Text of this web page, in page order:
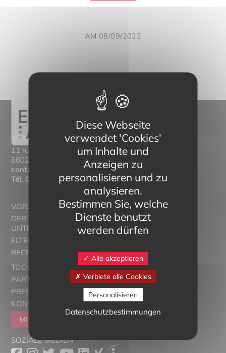
AM 08/09/2022
11 rue Mittlerweg,
68025 Colmar Cedex
contact@eltern-bilinguisme.org
Tél. 03 89 20 46 74
VORSTELLUNG
DER ZWEISPRACHIGE
UNTERRICHT
ELTERN ALSACE - EUROSTAGES
RECRUTORRS
TOOLBOX
PARTNER
PRESSESCHAU
KONTAKT
MITGLIEDER WERDEN
SOZIALE MEDIEN
Diese Webseite
verwendet 'Cookies'
um Inhalte und
Anzeigen zu
personalisieren und zu
analysieren.
Bestimmen Sie, welche
Dienste benutzt
werden dürfen
Alle akzeptieren
Verbiete alle Cookies
Personalisieren
Datenschutzbestimmungen